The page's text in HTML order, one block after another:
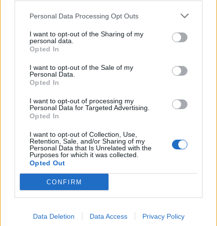
Personal Data Processing Opt Outs
I want to opt-out of the Sharing of my
personal data.
Opted In
I want to opt-out of the Sale of my
Personal Data.
Opted In
I want to opt-out of processing my
Personal Data for Targeted Advertising.
Opted In
I want to opt-out of Collection, Use,
Retention, Sale, and/or Sharing of my
Personal Data that Is Unrelated with the
Purposes for which it was collected.
Opted Out
CONFIRM
Data Deletion Data Access Privacy Policy
Redacció
Patinatge
quart lloc
maig 3, 2026
El Club Patí l’Aldea a punt per competir al
Campionat d’Europa de Grups Xous i
Quartets a Cagliari